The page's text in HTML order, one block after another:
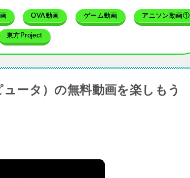
OVA動画 ゲーム動画 アニソン動画①
東方Project
ータ）の無料動画を楽しもう